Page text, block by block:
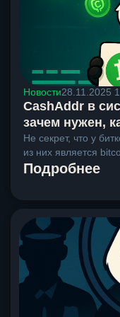
Новости28.11.2025
CashAddr в
зачем нужен,
Не секрет, что у
из них является
Подробнее